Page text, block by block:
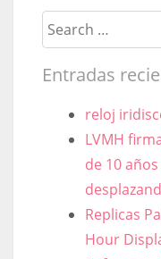
Search
Entradas
reloj
LVMH
de 10
Replicas
Hour